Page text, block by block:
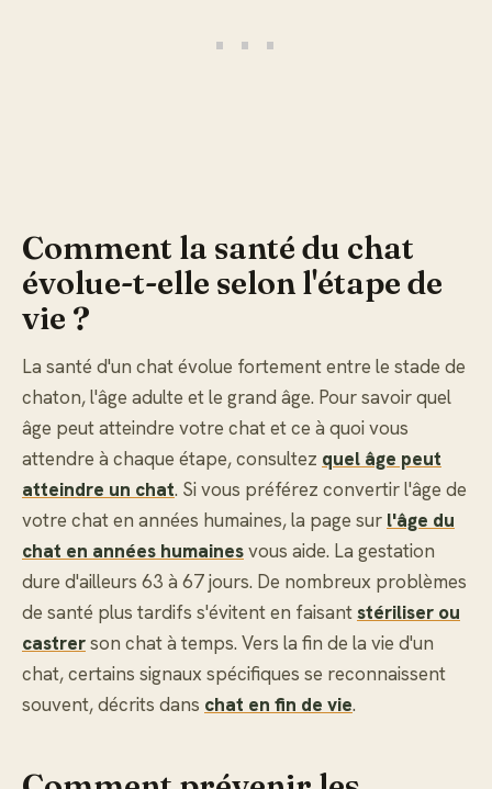
Comment la santé du chat
évolue-t-elle selon l'étape de
vie ?
La santé d'un chat évolue fortement entre le stade de
chaton, l'âge adulte et le grand âge. Pour savoir quel
âge peut atteindre votre chat et ce à quoi vous
attendre à chaque étape, consultez quel âge peut
atteindre un chat. Si vous préférez convertir l'âge de
votre chat en années humaines, la page sur l'âge du
chat en années humainesvous aide. La gestation
dure d'ailleurs 63 à 67 jours. De nombreux problèmes
de santé plus tardifs s'évitent en faisantstériliser ou
castrerson chat à temps. Vers la fin de la vie d'un
chat, certains signaux spécifiques se reconnaissent
souvent, décrits dans chat en fin de vie.